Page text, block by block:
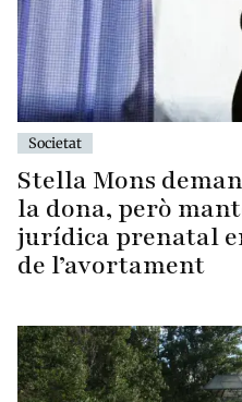
Societat
Stella Mons
la dona, però
jurídica prenatal
de l’avortament